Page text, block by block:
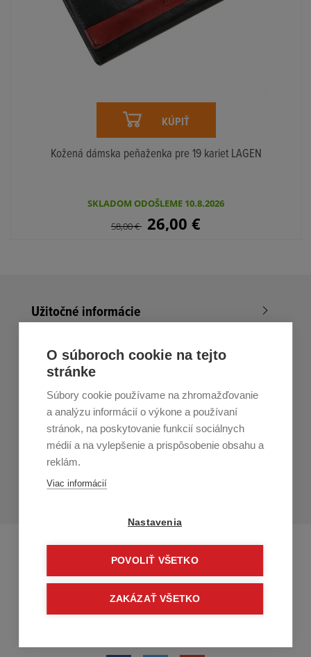
KÚPIŤ
Kožená dámska peňaženka pre 19 kariet LAGEN
SKLADOM ODOŠLEME 10.8.2026
58,00€ 26,00 €
Užitočné informácie
Nákup v All4Men.sk
Zákaznícky servis
Prihláste sa k odberu noviniek
Prihlásiť
osoby staršie ako 16 rokov!
O súboroch cookie na tejto
stránke
Súbory cookie používame na zhromažďovanie
a analýzu informácií o výkone a používaní
stránok, na poskytovanie funkcií sociálnych
médií a na vylepšenie a prispôsobenie obsahu a
reklám.
Viac informácií
Nastavenia
POVOLIŤ VŠETKO
ZAKÁZAŤ VŠETKO